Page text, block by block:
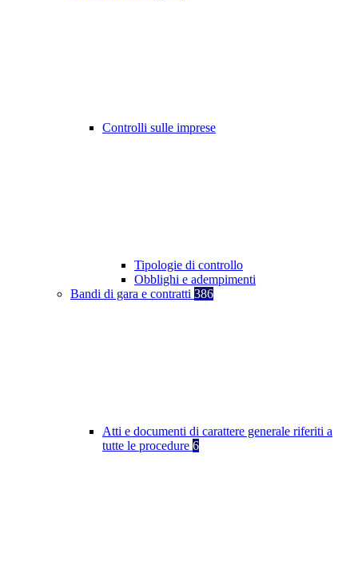
Controlli sulle imprese
Tipologie di controllo
Obblighi e adempimenti
Bandi di gara e contratti 386
Atti e documenti di carattere generale riferiti a
tutte le procedure 6